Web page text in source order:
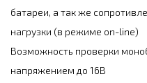
батареи, а так же
нагрузки (в режиме on-line)
Возможность проверки
напряжением до 16В